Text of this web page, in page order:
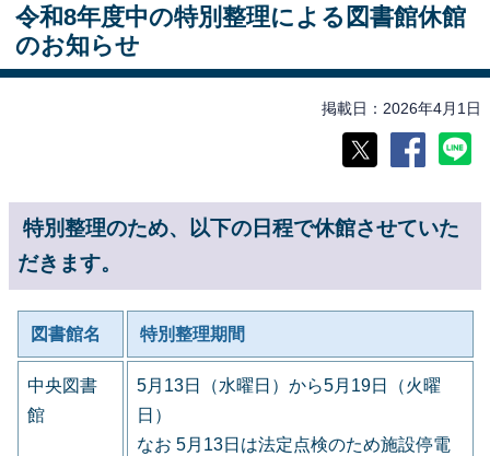
令和8年度中の特別整理による図書館休館
のお知らせ
掲載日 2026年4月1日
特別整理のため、以下の日程で休館させていた
だきます。
図書館名 特別整理期間
中央図書
館
5月13日（水曜日）から5月19日（火曜
日）
なお 5月13日は法定点検のため施設停電